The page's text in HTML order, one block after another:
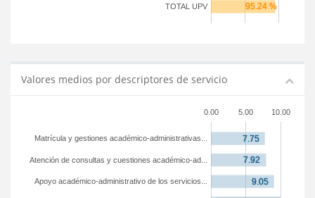
TOTAL UPV
Valores medios por descriptores de servicio
0.00 5.00 10.00
Apoyo académico-administrativo de los servicios...
Atención de consultas y cuestiones académico-ad...
Matrícula y gestiones académico-administrativas...